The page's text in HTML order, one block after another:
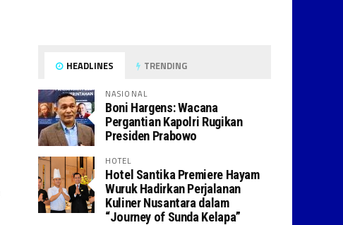
HEADLINES TRENDING
NASIONAL
Boni Hargens: Wacana
Pergantian Kapolri Rugikan
Presiden Prabowo
HOTEL
Hotel Santika Premiere Hayam
Wuruk Hadirkan Perjalanan
Kuliner Nusantara dalam
“Journey of Sunda Kelapa”